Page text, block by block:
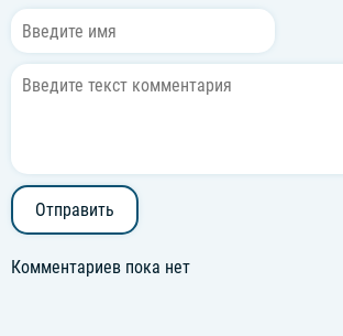
Отправить
Комментариев пока нет